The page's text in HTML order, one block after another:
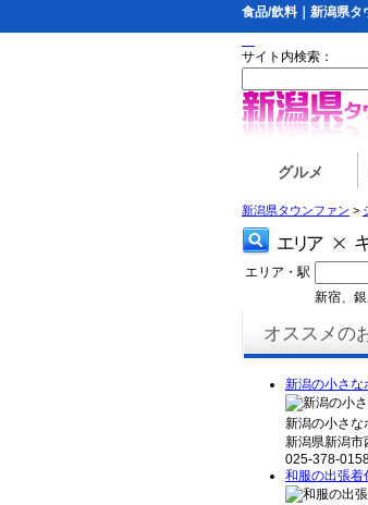
食品/飲料｜新潟県タ
サイト内検索：
グルメ
新潟県タウンファン >
エリア・駅
新宿、
オススメの
新潟の小さな
新潟の小さ
新潟県新潟
025-378-
和服の出張